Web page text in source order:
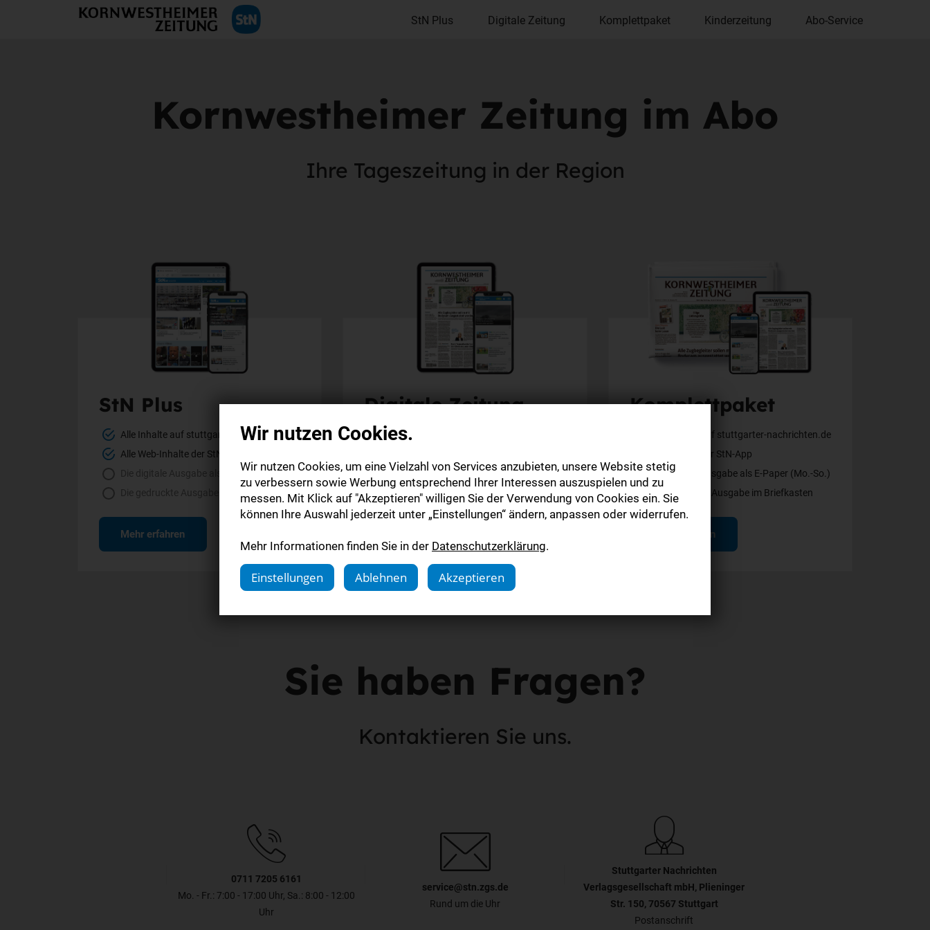
StN Plus Digitale Zeitung Komplettpaket Kinderzeitung Abo-Service
Kornwestheimer Zeitung im Abo
Ihre Tageszeitung in der Region
StN Plus
Alle Inhalte auf stuttgarter-nachrichten.de
Alle Web-Inhalte der StN-App
Die digitale Ausgabe als E-Paper (Mo.-So.)
Die gedruckte Ausgabe im Briefkasten
Mehr erfahren
Digitale Zeitung
Alle Inhalte auf stuttgarter-nachrichten.de
Die digitale Ausgabe als E-Paper (Mo.-So.)
Die gedruckte Ausgabe im Briefkasten
Komplettpaket
Alle Inhalte auf stuttgarter-nachrichten.de
Alle Inhalte der StN-App
Die digitale Ausgabe als E-Paper (Mo.-So.)
Die gedruckte Ausgabe im Briefkasten
Mehr erfahren
Sie haben Fragen?
Kontaktieren Sie uns.
0711 7205 6161
Mo. - Fr.: 7:00 - 17:00 Uhr, Sa.: 8:00 - 12:00
Uhr
service@stn.zgs.de
Rund um die Uhr
Stuttgarter Nachrichten
Verlagsgesellschaft mbH, Plieninger
Str. 150, 70567 Stuttgart
Postanschrift
Wir nutzen Cookies.
Wir nutzen Cookies, um eine Vielzahl von Services anzubieten, unsere Website stetig
zu verbessern sowie Werbung entsprechend Ihrer Interessen auszuspielen und zu
messen. Mit Klick auf "Akzeptieren" willigen Sie der Verwendung von Cookies ein. Sie
können Ihre Auswahl jederzeit unter „Einstellungen“ ändern, anpassen oder widerrufen.
Mehr Informationen finden Sie in der Datenschutzerklärung.
Einstellungen
Ablehnen Akzeptieren